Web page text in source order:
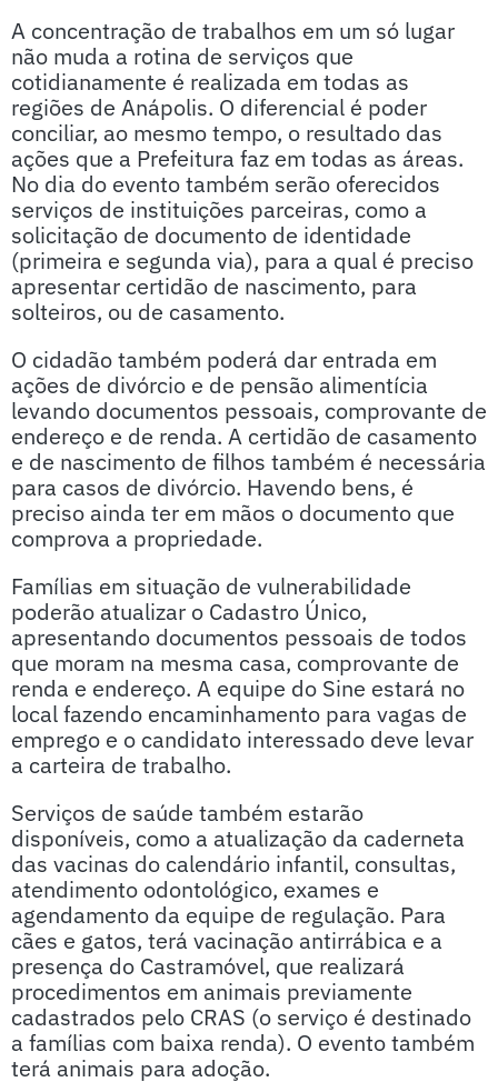
A concentração de trabalhos em um só lugar
não muda a rotina de serviços que
cotidianamente é realizada em todas as
regiões de Anápolis. O diferencial é poder
conciliar, ao mesmo tempo, o resultado das
ações que a Prefeitura faz em todas as áreas.
No dia do evento também serão oferecidos
serviços de instituições parceiras, como a
solicitação de documento de identidade
(primeira e segunda via), para a qual é preciso
apresentar certidão de nascimento, para
solteiros, ou de casamento.
O cidadão também poderá dar entrada em
ações de divórcio e de pensão alimentícia
levando documentos pessoais, comprovante de
endereço e de renda. A certidão de casamento
e de nascimento de filhos também é necessária
para casos de divórcio. Havendo bens, é
preciso ainda ter em mãos o documento que
comprova a propriedade.
Famílias em situação de vulnerabilidade
poderão atualizar o Cadastro Único,
apresentando documentos pessoais de todos
que moram na mesma casa, comprovante de
renda e endereço. A equipe do Sine estará no
local fazendo encaminhamento para vagas de
emprego e o candidato interessado deve levar
a carteira de trabalho.
Serviços de saúde também estarão
disponíveis, como a atualização da caderneta
das vacinas do calendário infantil, consultas,
atendimento odontológico, exames e
agendamento da equipe de regulação. Para
cães e gatos, terá vacinação antirrábica e a
presença do Castramóvel, que realizará
procedimentos em animais previamente
cadastrados pelo CRAS (o serviço é destinado
a famílias com baixa renda). O evento também
terá animais para adoção.